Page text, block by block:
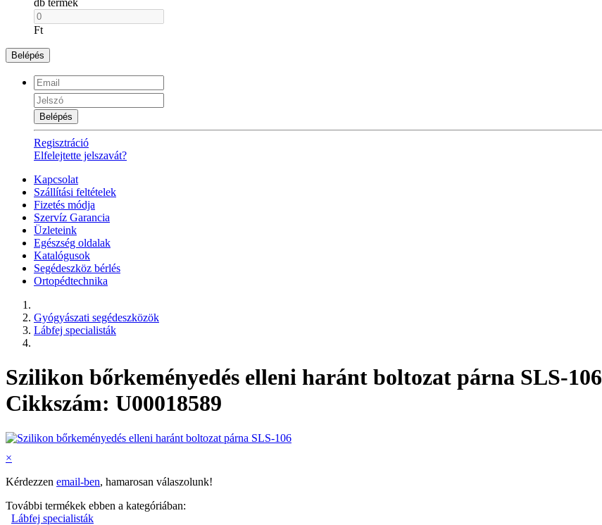
db termék
Ft
Belépés
Belépés
Regisztráció
Elfelejtette jelszavát?
Kapcsolat
Szállítási feltételek
Fizetés módja
Szervíz Garancia
Üzleteink
Egészség oldalak
Katalógusok
Segédeszköz bérlés
Ortopédtechnika
Gyógyászati segédeszközök
Lábfej specialisták
Szilikon bőrkeményedés elleni haránt boltozat párna SLS-106
Cikkszám: U00018589
×
Kérdezzen email-ben, hamarosan válaszolunk!
További termékek ebben a kategóriában:
Lábfej specialisták